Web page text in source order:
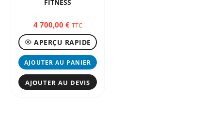
FITNESS
4 700,00 € TTC
APERÇU RAPIDE
AJOUTER AU PANIER
AJOUTER AU DEVIS